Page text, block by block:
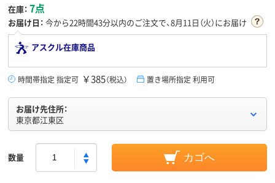
在庫： 7点
お届け日： 今から22時間43分以内のご注文で、8月11日（火）にお届け
アスクル在庫商品
時間帯指定 指定可 ￥385（税込） 置き場所指定 利用可
お届け先住所：
東京都江東区
数量 カゴへ